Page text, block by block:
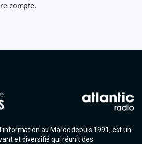
compte.
au Maroc depuis 1991, est un
et diversifié qui réunit des